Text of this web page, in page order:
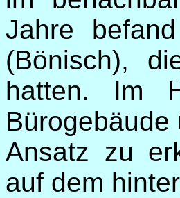
Jahre befand
(Bönisch),
hatten. Im
Ansatz zu
auf dem